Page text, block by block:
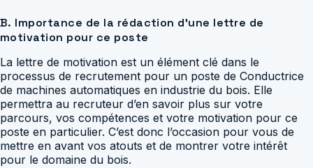
B. Importance de la rédaction d’une lettre de
motivation pour ce poste
La lettre de motivation est un élément clé dans le
processus de recrutement pour un poste de Conductrice
de machines automatiques en industrie du bois. Elle
permettra au recruteur d’en savoir plus sur votre
parcours, vos compétences et votre motivation pour ce
poste en particulier. C’est donc l’occasion pour vous de
mettre en avant vos atouts et de montrer votre intérêt
pour le domaine du bois.